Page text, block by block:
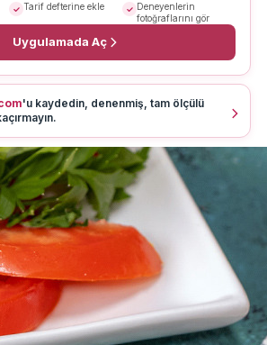
Tarif defterine ekle
Deneyenlerin
fotoğraflarını gör
Uygulamada Aç
'u kaydedin, denenmiş, tam ölçülü